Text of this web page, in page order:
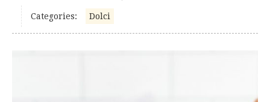
Categories: Dolci